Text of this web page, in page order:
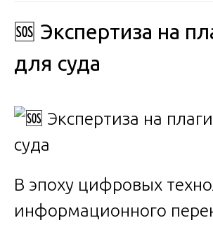
🆘 Экспертиза на
для суда
В эпоху цифровых
информационного